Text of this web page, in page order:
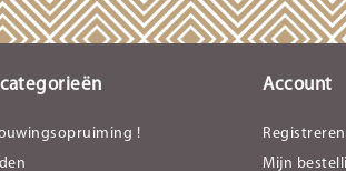
!
Account
Registreren
Mijn